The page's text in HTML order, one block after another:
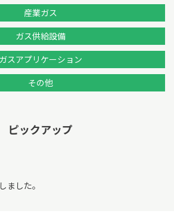
産業ガス
ガス供給設備
ガスアプリケーション
その他
ピックアップ
ました。